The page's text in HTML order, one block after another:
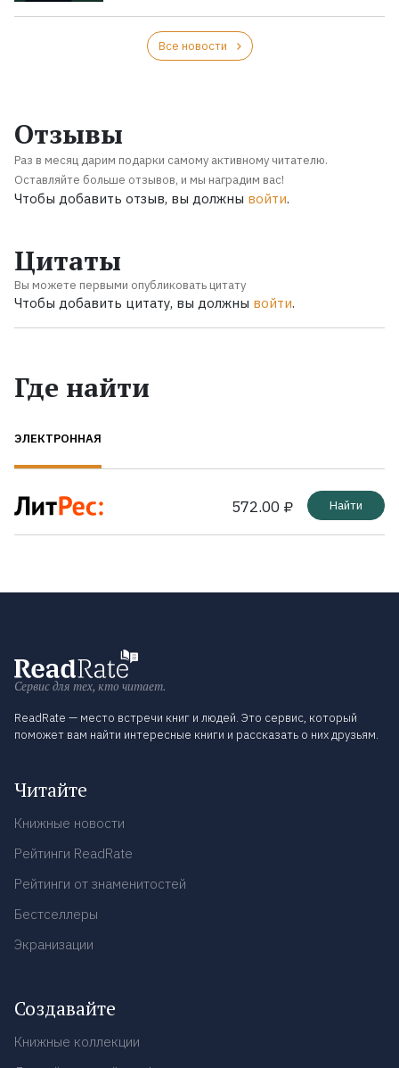
Все новости
Отзывы
Раз в месяц дарим подарки самому активному читателю.
Оставляйте больше отзывов, и мы наградим вас!
Чтобы добавить отзыв, вы должны войти.
Цитаты
Вы можете первыми опубликовать цитату
Чтобы добавить цитату, вы должны войти.
Где найти
ЭЛЕКТРОННАЯ
572.00 ₽ Найти
Сервис для тех, кто читает.
ReadRate — место встречи книг и людей. Это сервис, который
поможет вам найти интересные книги и рассказать о них друзьям.
Читайте
Книжные новости
Рейтинги ReadRate
Рейтинги от знаменитостей
Бестселлеры
Экранизации
Создавайте
Книжные коллекции